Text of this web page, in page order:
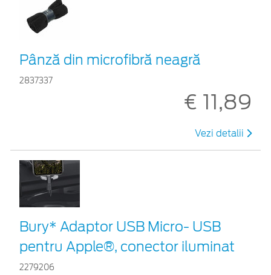
Pânză din microfibră neagră
2837337
€ 11,89
Vezi detalii
Bury* Adaptor USB Micro- USB
pentru Apple®, conector iluminat
2279206